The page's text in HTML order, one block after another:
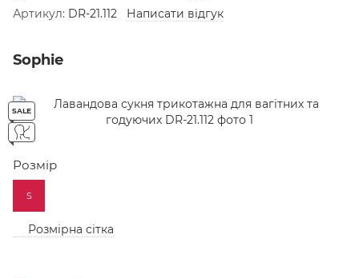
Артикул: DR-21.112 Написати відгук
Sophie
SALE
Розмір
S
Розмірна сітка